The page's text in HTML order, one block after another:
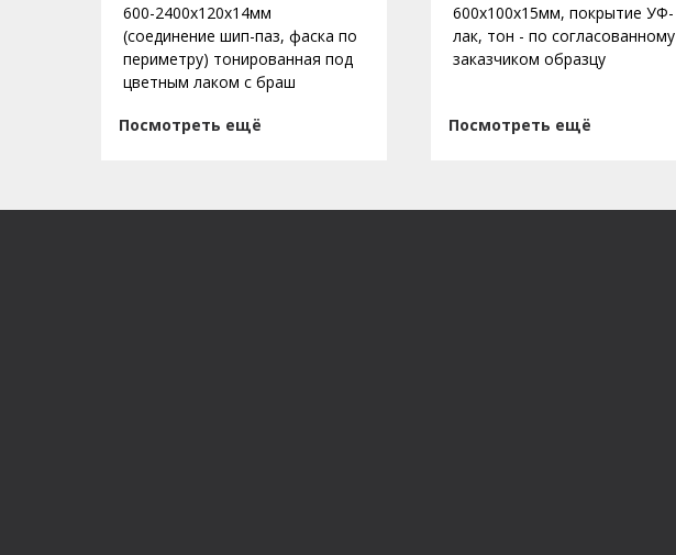
600-2400х120х14мм
(соединение шип-паз, фаска по
периметру) тонированная под
цветным лаком с браш
Посмотреть ещё
600х100х15мм, покрытие УФ-
лак, тон - по согласованному
заказчиком образцу
Посмотреть ещё